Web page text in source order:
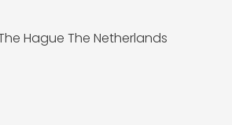
Hague The Netherlands